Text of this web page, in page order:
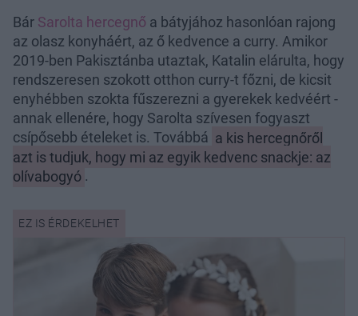
Bár Sarolta hercegnő a bátyjához hasonlóan rajong
az olasz konyháért, az ő kedvence a curry. Amikor
2019-ben Pakisztánba utaztak, Katalin elárulta, hogy
rendszeresen szokott otthon curry-t főzni, de kicsit
enyhébben szokta fűszerezni a gyerekek kedvéért -
annak ellenére, hogy Sarolta szívesen fogyaszt
csípősebb ételeket is. Továbbá a kis hercegnőről
azt is tudjuk, hogy mi az egyik kedvenc snackje: az
olívabogyó .